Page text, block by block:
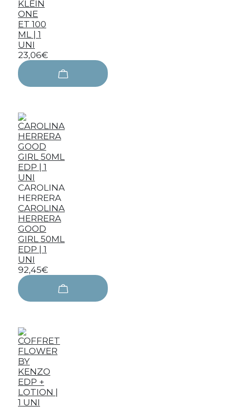
KLEIN
ONE
ET 100
ML | 1
UNI
23,06€
CAROLINA
HERRERA
CAROLINA
HERRERA
GOOD
GIRL 50ML
EDP | 1
UNI
92,45€